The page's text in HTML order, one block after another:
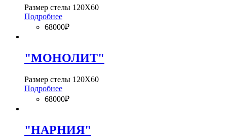
Размер стелы 120Х60
Подробнее
68000₽
"МОНОЛИТ"
Размер стелы 120Х60
Подробнее
68000₽
"НАРНИЯ"